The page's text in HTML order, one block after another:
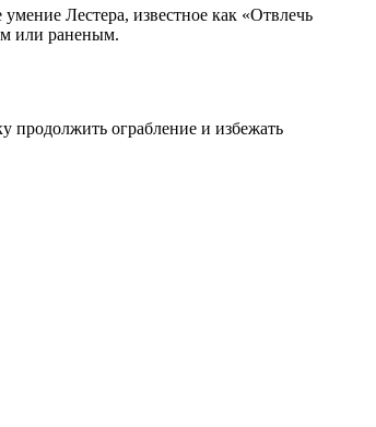
Лестера, известное как «Отвлечь
или раненым.
продолжить ограбление и избежать